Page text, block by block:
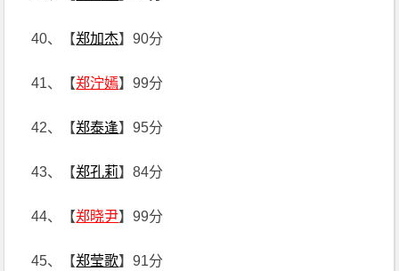
40、【郑加杰】90分
41、【郑泞嫣】99分
42、【郑泰逢】95分
43、【郑孔莉】84分
44、【郑晓尹】99分
45、【郑莹歌】91分